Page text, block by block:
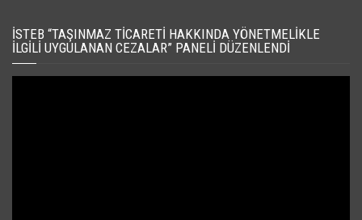
İSTEB “TAŞINMAZ TICARETI HAKKINDA YÖNETMELIKLE
İLGILI UYGULANAN CEZALAR” PANELI DÜZENLENDI